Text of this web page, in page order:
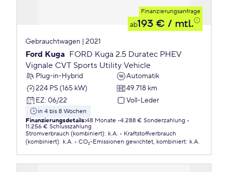
Finanzierungsanfrage
ab193 € / mtl.
Gebrauchtwagen | 2021
Ford Kuga FORD Kuga 2.5 Duratec PHEV
Vignale CVT Sports Utility Vehicle
Plug-in-Hybrid
Automatik
224 PS (165 kW)
49.718 km
EZ: 06/22 Voll-Leder
in 4 bis 8 Wochen
Finanzierungsdetails:48 Monate 4.288 € Sonderzahlung
11.256 € Schlusszahlung
Stromverbrauch (kombiniert): k.A.
Kraftstoffverbrauch
(kombiniert): k.A. CO₂-Emissionen gewichtet, kombiniert: k.A.